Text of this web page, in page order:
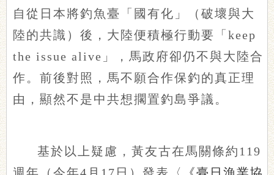
自從日本將釣魚臺「國有化」（破壞與大
陸的共識）後，大陸便積極行動要「keep
the issue alive」，馬政府卻仍不與大陸合
作。前後對照，馬不願合作保釣的真正理
由，顯然不是中共想擱置釣島爭議。
基於以上疑慮，黃友古在馬關條約119